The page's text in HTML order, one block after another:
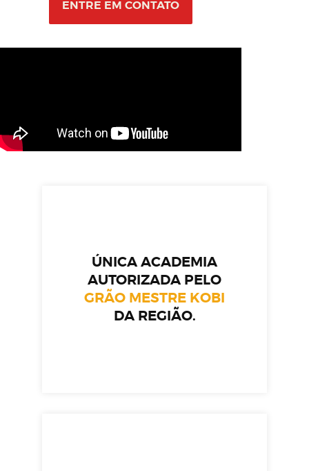
ENTRE EM CONTATO
ÚNICA ACADEMIA
AUTORIZADA PELO
GRÃO MESTRE KOBI
DA REGIÃO.